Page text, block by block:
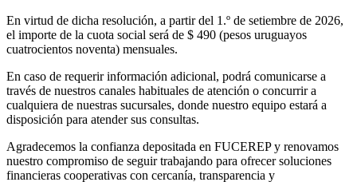
En virtud de dicha resolución, a partir del 1.º de setiembre de 2026,
el importe de la cuota social será de $ 490 (pesos uruguayos
cuatrocientos noventa) mensuales.
En caso de requerir información adicional, podrá comunicarse a
través de nuestros canales habituales de atención o concurrir a
cualquiera de nuestras sucursales, donde nuestro equipo estará a
disposición para atender sus consultas.
Agradecemos la confianza depositada en FUCEREP y renovamos
nuestro compromiso de seguir trabajando para ofrecer soluciones
financieras cooperativas con cercanía, transparencia y